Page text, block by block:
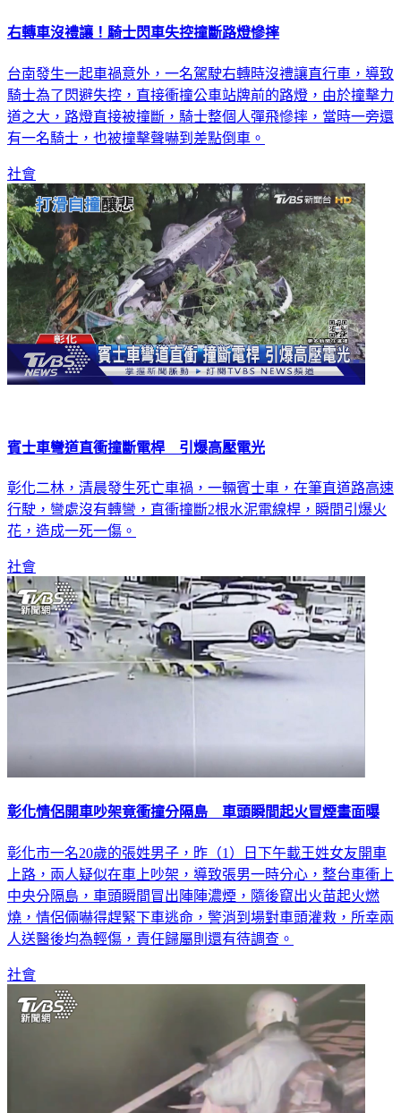
右轉車沒禮讓！騎士閃車失控撞斷路燈慘摔
台南發生一起車禍意外，一名駕駛右轉時沒禮讓直行車，導致
騎士為了閃避失控，直接衝撞公車站牌前的路燈，由於撞擊力
道之大，路燈直接被撞斷，騎士整個人彈飛慘摔，當時一旁還
有一名騎士，也被撞擊聲嚇到差點倒車。
社會
賓士車彎道直衝撞斷電桿 引爆高壓電光
彰化二林，清晨發生死亡車禍，一輛賓士車，在筆直道路高速
行駛，彎處沒有轉彎，直衝撞斷2根水泥電線桿，瞬間引爆火
花，造成一死一傷。
社會
彰化情侶開車吵架竟衝撞分隔島 車頭瞬間起火冒煙畫面曝
彰化市一名20歲的張姓男子，昨（1）日下午載王姓女友開車
上路，兩人疑似在車上吵架，導致張男一時分心，整台車衝上
中央分隔島，車頭瞬間冒出陣陣濃煙，隨後竄出火苗起火燃
燒，情侶倆嚇得趕緊下車逃命，警消到場對車頭灌救，所幸兩
人送醫後均為輕傷，責任歸屬則還有待調查。
社會